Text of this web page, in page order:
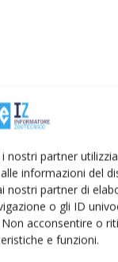
nostri partner
informazioni del
partner di
o gli ID
acconsentire o
e funzioni.